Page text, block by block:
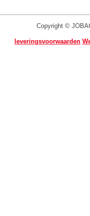
Copyright ©
leveringsvoorwaarden